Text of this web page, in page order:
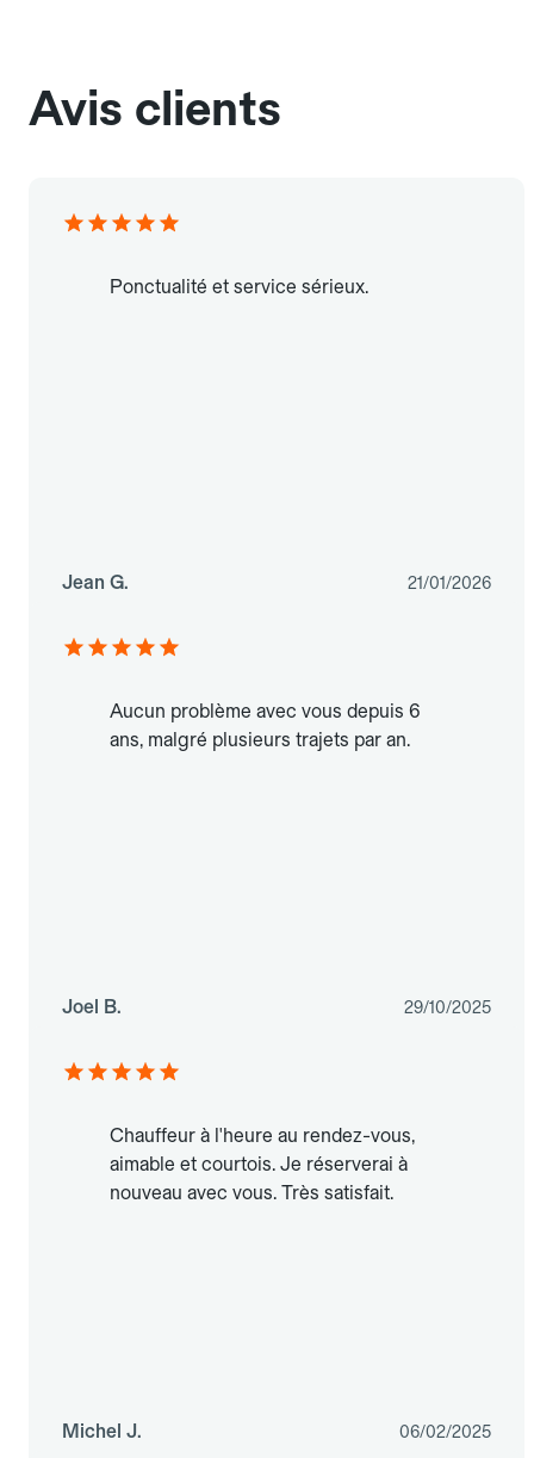
Avis clients
Ponctualité et service sérieux.
Jean G. 21/01/2026
Aucun problème avec vous depuis 6
ans, malgré plusieurs trajets par an.
Joel B. 29/10/2025
Chauffeur à l'heure au rendez-vous,
aimable et courtois. Je réserverai à
nouveau avec vous. Très satisfait.
Michel J. 06/02/2025